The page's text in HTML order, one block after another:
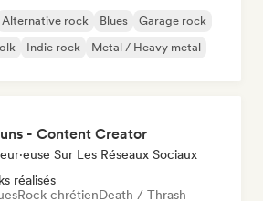
Alternative rock Blues
Garage rock
Indie rock Metal / Heavy metal
- Content Creator
Sur Les Réseaux Sociaux
réalisés
Rock chrétienDeath / Thrash